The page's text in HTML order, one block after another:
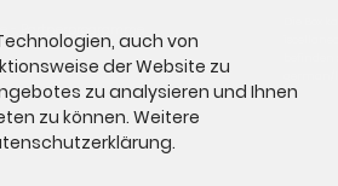
auch von
der Website zu
zu analysieren und Ihnen
zu können. Weitere